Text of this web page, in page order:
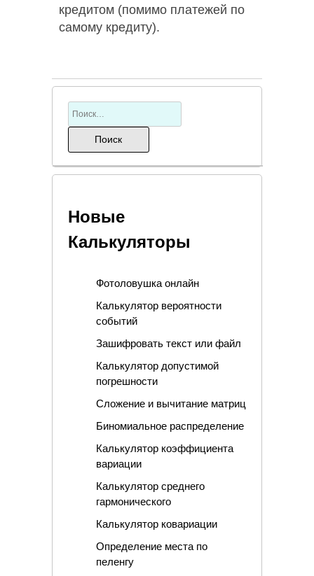
кредитом (помимо платежей по
самому кредиту).
Новые
Калькуляторы
Фотоловушка онлайн
Калькулятор вероятности
событий
Зашифровать текст или файл
Калькулятор допустимой
погрешности
Сложение и вычитание матриц
Биномиальное распределение
Калькулятор коэффициента
вариации
Калькулятор среднего
гармонического
Калькулятор ковариации
Определение места по
пеленгу